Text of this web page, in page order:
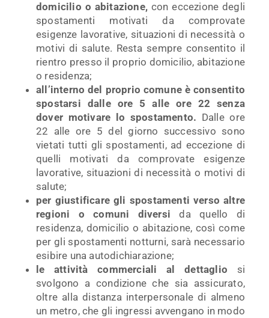
domicilio o abitazione,con eccezione degli
spostamenti motivati da comprovate
esigenze lavorative, situazioni di necessità o
motivi di salute. Resta sempre consentito il
rientro presso il proprio domicilio, abitazione
o residenza;
all’interno del proprio comune è consentito
spostarsi dalle ore 5 alle ore 22 senza
dover motivare lo spostamento. Dalle ore
22 alle ore 5 del giorno successivo sono
vietati tutti gli spostamenti, ad eccezione di
quelli motivati da comprovate esigenze
lavorative, situazioni di necessità o motivi di
salute;
per giustificare gli spostamenti verso altre
regioni o comuni diversida quello di
residenza, domicilio o abitazione, così come
per gli spostamenti notturni, sarà necessario
esibire una autodichiarazione;
le attività commerciali al dettaglio si
svolgono a condizione che sia assicurato,
oltre alla distanza interpersonale di almeno
un metro, che gli ingressi avvengano in modo